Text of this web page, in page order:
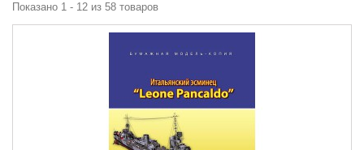
Показано 1 - 12 из 58 товаров